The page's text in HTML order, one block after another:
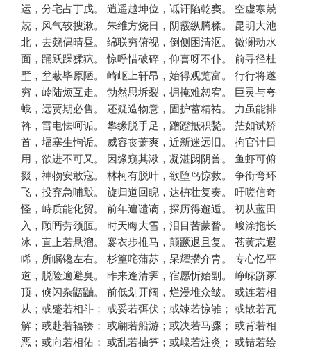
运，分宅占丁戊。 逍遥越坤位，诋讦陷乾窦。 空虚寒兢
兢，风气较搜漱。 朱维方烧日，阴霰纵腾糅。 昆明大池
北，去觌偶晴昼。 绵联穷俯视，倒侧困清沤。 微澜动水
面，踊跃躁猱狖。 惊呼惜破碎，仰喜呀不仆。 前寻径杜
墅，坌蔽毕原陋。 崎岖上轩昂，始得观览富。 行行将遂
穷，岭陆烦互走。 勃然思坼裂，拥掩难恕宥。 巨灵与夸
蛾，远贾期必售。 还疑造物意，固护蓄精祐。 力虽能排
斡，雷电怯呵诟。 攀缘脱手足，蹭蹬抵积甃。 茫如试矫
首，堛塞生怐诟。 威容丧萧爽，近新迷远旧。 拘官计日
用，欲进不可又。 因缘窥其湫，凝湛閟阴兽。 鱼虾可俯
掇，神物安敢寇。 林柯有脱叶，欲堕鸟惊救。 争衔弯环
飞，投弃急哺鷇。 旋归道回睨，达枿壮复奏。 吁嗟信奇
怪，峙质能化贸。 前年遭谴谪，探历得邂逅。 初从蓝田
入，顾眄劳颈脰。 时天晦大雪，泪目苦蒙瞀。 峻涂拖长
冰，直上若悬溜。 褰衣步推马，颠蹶退且复。 苍黄忘遐
睎，所瞩镵左右。 杉篁咤蒲苏，杲耀攒介胄。 专心忆平
道，脱险逾避臭。 昨来逢清霁，宿愿忻始副。 峥嵘跻冢
顶，倏闪杂鼯鼬。 前低划开阔，烂漫堆众皱。 或连若相
从；或蹙若相斗； 或妥若弭伏；或竦若惊雊； 或散若瓦
解；或赴若辐辏； 或翩若船游；或决若马骤； 或背若相
恶；或向若相佑； 或乱若抽笋；或嵲若炷灸； 或错若绘